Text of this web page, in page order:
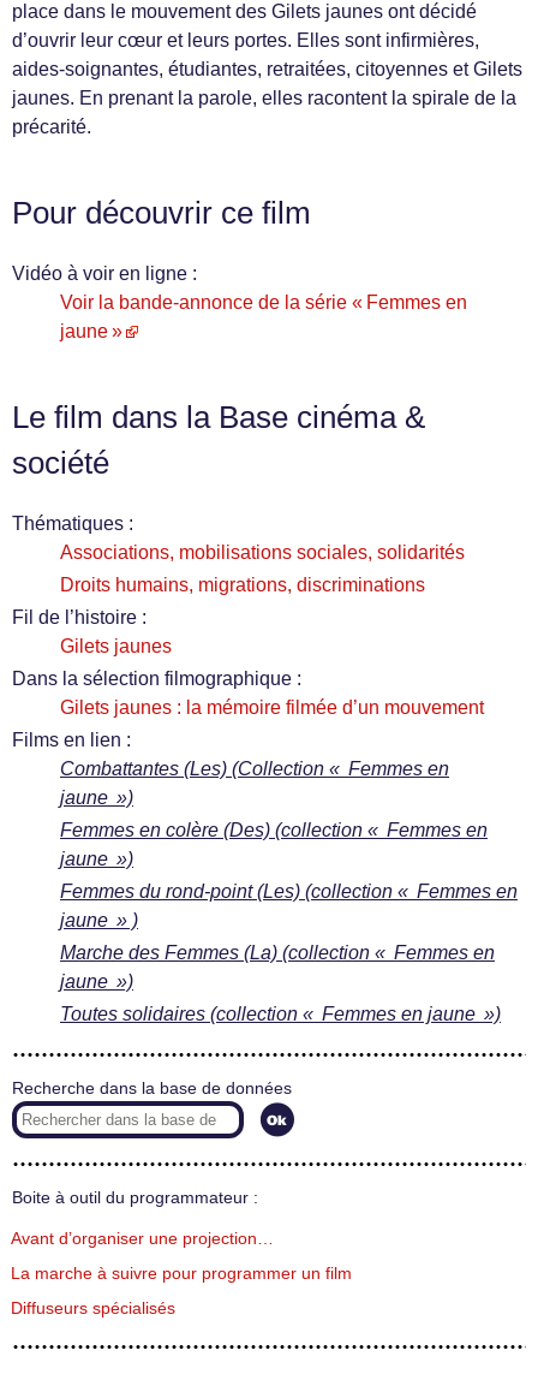
place dans le mouvement des Gilets jaunes ont décidé
d’ouvrir leur cœur et leurs portes. Elles sont infirmières,
aides-soignantes, étudiantes, retraitées, citoyennes et Gilets
jaunes. En prenant la parole, elles racontent la spirale de la
précarité.
Pour découvrir ce film
Vidéo à voir en ligne :
Voir la bande-annonce de la série « Femmes en
jaune »
Le film dans la Base cinéma &
société
Thématiques :
Associations, mobilisations sociales, solidarités
Droits humains, migrations, discriminations
Fil de l’histoire :
Gilets jaunes
Dans la sélection filmographique :
Gilets jaunes : la mémoire filmée d’un mouvement
Films en lien :
Combattantes (Les) (Collection « Femmes en
jaune »)
Femmes en colère (Des) (collection « Femmes en
jaune »)
Femmes du rond-point (Les) (collection « Femmes en
jaune » )
Marche des Femmes (La) (collection « Femmes en
jaune »)
Toutes solidaires (collection « Femmes en jaune »)
Recherche dans la base de données
Boite à outil du programmateur :
Avant d’organiser une projection…
La marche à suivre pour programmer un film
Diffuseurs spécialisés